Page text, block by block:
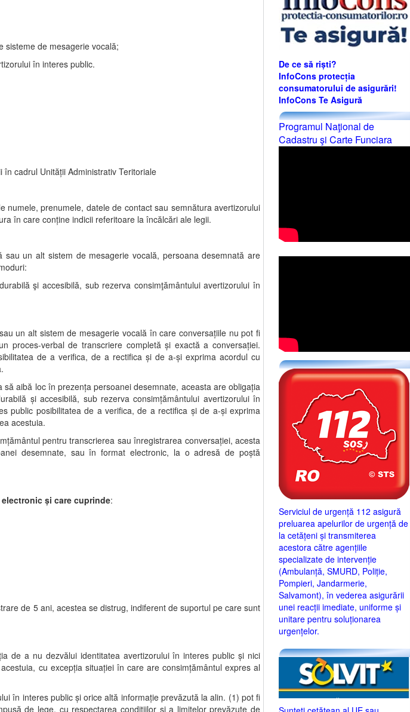
sisteme de mesagerie vocală;
în interes public.
în cadrul Unității Administrativ Teritoriale
prenumele, datele de contact sau semnătura avertizorului
în care conţine indicii referitoare la încălcări ale legii.
un alt sistem de mesagerie vocală, persoana desemnată are
şi accesibilă, sub rezerva consimţământului avertizorului în
un alt sistem de mesagerie vocală în care conversaţiile nu pot fi
proces-verbal de transcriere completă şi exactă a conversaţiei.
de a verifica, de a rectifica şi de a-şi exprima acordul cu
aibă loc în prezenţa persoanei desemnate, aceasta are obligaţia
şi accesibilă, sub rezerva consimţământului avertizorului în
public posibilitatea de a verifica, de a rectifica şi de a-şi exprima
acestuia.
pentru transcrierea sau înregistrarea conversaţiei, acesta
desemnate, sau în format electronic, la o adresă de poştă
și care cuprinde:
de 5 ani, acestea se distrug, indiferent de suportul pe care sunt
de a nu dezvălui identitatea avertizorului în interes public şi nici
cu excepţia situaţiei în care are consimţământul expres al
în interes public şi orice altă informaţie prevăzută la alin. (1) pot fi
de lege, cu respectarea condiţiilor şi a limitelor prevăzute de
De ce să riști?
InfoCons protecția
consumatorului de asigurări!
InfoCons Te Asigură
Programul Naţional de
Cadastru şi Carte Funciara
Serviciul de urgență 112 asigură
preluarea apelurilor de urgență de
la cetățeni și transmiterea
acestora către agențiile
specializate de intervenție
(Ambulanță, SMURD, Poliție,
Pompieri, Jandarmerie,
Salvamont), în vederea asigurării
unei reacții imediate, uniforme și
unitare pentru soluționarea
urgențelor.